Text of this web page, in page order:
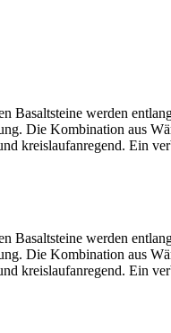
Basaltsteine werden
Die Kombination aus
kreislaufanregend. Ein
Basaltsteine werden
Die Kombination aus
kreislaufanregend. Ein